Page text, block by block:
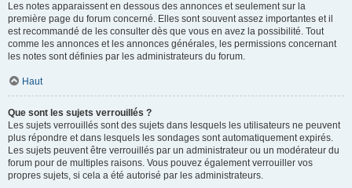
Les notes apparaissent en dessous des annonces et seulement sur la
première page du forum concerné. Elles sont souvent assez importantes et il
est recommandé de les consulter dès que vous en avez la possibilité. Tout
comme les annonces et les annonces générales, les permissions concernant
les notes sont définies par les administrateurs du forum.
Haut
Que sont les sujets verrouillés ?
Les sujets verrouillés sont des sujets dans lesquels les utilisateurs ne peuvent
plus répondre et dans lesquels les sondages sont automatiquement expirés.
Les sujets peuvent être verrouillés par un administrateur ou un modérateur du
forum pour de multiples raisons. Vous pouvez également verrouiller vos
propres sujets, si cela a été autorisé par les administrateurs.